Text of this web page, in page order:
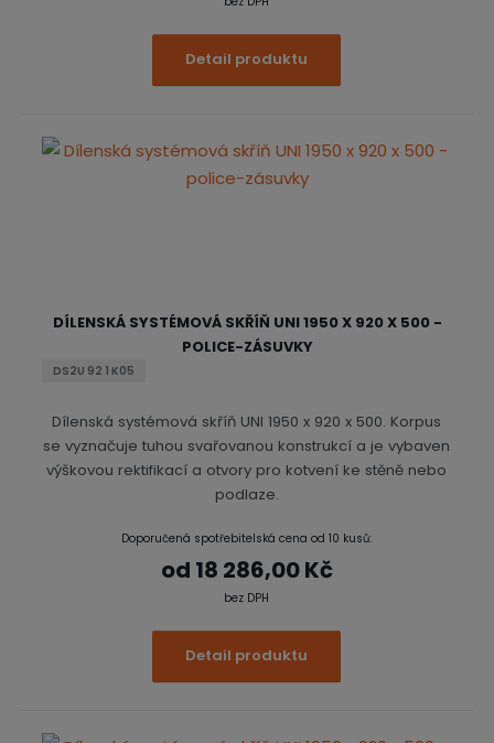
Detail produktu
DÍLENSKÁ SYSTÉMOVÁ SKŘÍŇ UNI 1950 X 920 X 500 -
POLICE-ZÁSUVKY
DS2U 92 1 K05
Dílenská systémová skříň UNI 1950 x 920 x 500. Korpus
se vyznačuje tuhou svařovanou konstrukcí a je vybaven
výškovou rektifikací a otvory pro kotvení ke stěně nebo
podlaze.
Doporučená spotřebitelská cena od 10 kusů:
od 18 286,00 Kč
bez DPH
Detail produktu